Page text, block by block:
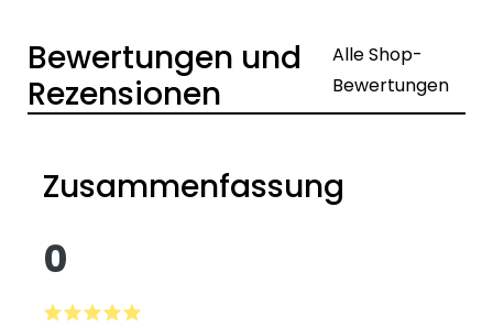
Bewertungen und
Rezensionen
Alle Shop-
Bewertungen
Zusammenfassung
0